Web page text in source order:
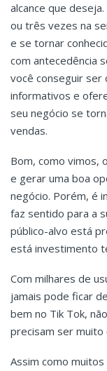
alcance que
ou três vezes na
e se tornar
com antecedência
você conseguir
informativos e
seu negócio se
vendas.
Bom, como vimos,
e gerar uma boa
negócio. Porém, é
faz sentido para a
público-alvo está
está investimento
Com milhares de
jamais pode ficar
bem no Tik Tok,
precisam ser muito
Assim como